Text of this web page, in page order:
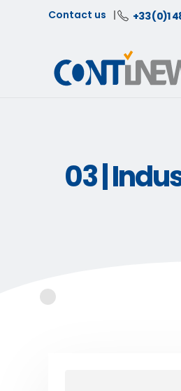
Contact us +33 (0)1
03 |